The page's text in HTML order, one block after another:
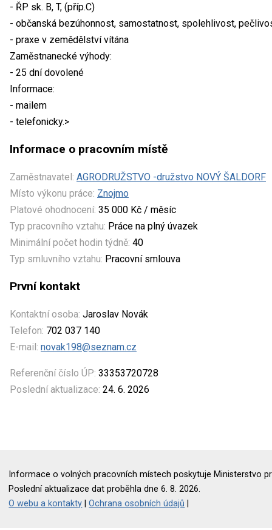
- ŘP sk. B, T, (příp.C)
- občanská bezúhonnost, samostatnost, spolehlivost,
- praxe v zemědělství vítána
Zaměstnanecké výhody:
- 25 dní dovolené
Informace:
- mailem
- telefonicky.>
Informace o pracovním místě
Zaměstnavatel: AGRODRUŽSTVO -družstvo NOVÝ ŠALDORF
Místo výkonu práce: Znojmo
Platové ohodnocení: 35 000 Kč / měsíc
Typ pracovního vztahu: Práce na plný úvazek
Minimální počet hodin týdně: 40
Typ smluvního vztahu: Pracovní smlouva
První kontakt
Kontaktní osoba: Jaroslav Novák
Telefon: 702 037 140
E-mail: novak198@seznam.cz
Referenční číslo ÚP: 33353720728
Poslední aktualizace: 24. 6. 2026
Informace o volných pracovních místech poskytuje Ministerstvo
Poslední aktualizace dat proběhla dne 6. 8. 2026.
O webu a kontakty |Ochrana osobních údajů